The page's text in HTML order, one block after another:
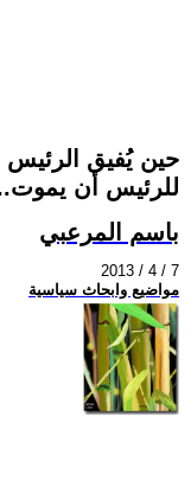
حين يُفيق الرئيس
للرئيس أن
باسم المرعبي
2013 / 4 / 7
مواضيع وابحاث سياسية